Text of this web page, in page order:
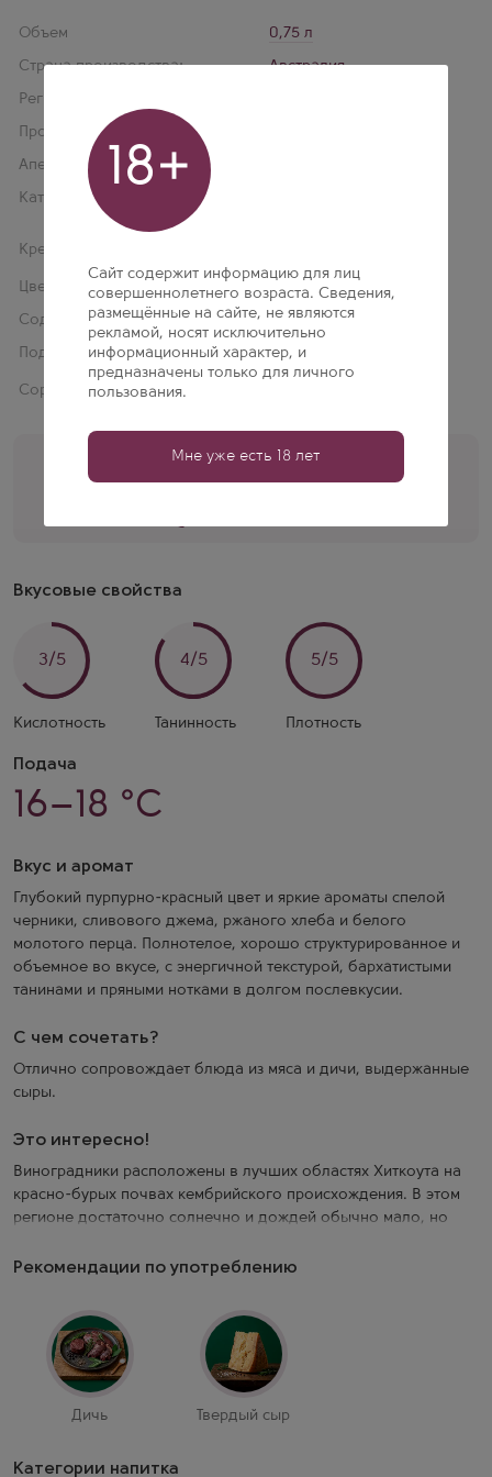
Объем
0,75 л
Страна производства:
Австралия
Регион:
Производитель:
Апелласьон:
Категория:
Крепость:
Цвет:
Красное
Содержание сахара:
Сухое
Подарочная упаковка:
Нет
Сорт винограда:
Помощь кависта
+7 (495) 197-77-56
Рекомендации по употреблению
Дичь Твердый сыр
Подача
16–18 °C
Вкус и аромат
Глубокий пурпурно-красный цвет и яркие ароматы спелой
черники, сливового джема, ржаного хлеба и белого
молотого перца. Полнотелое, хорошо структурированное и
объемное во вкусе, с энергичной текстурой, бархатистыми
танинами и пряными нотками в долгом послевкусии.
С чем сочетать?
Отлично сопровождает блюда из мяса и дичи, выдержанные
сыры.
Это интересно!
Виноградники расположены в лучших областях Хиткоута на
красно-бурых почвах кембрийского происхождения. В этом
регионе достаточно солнечно и дождей обычно мало, но
метров над уровнем моря, на склонах Большого
18 месяцев в больших бочках из французского дуба
(хогсхедах), 17% из которых новые, остальные 1-3-летние.
ферментация в 5/10-тонных емкостях с регулярным
бочках. Перед бутилированием проводят легкую фильтрацию.
Категории напитка
Вкусовые свойства
3/5
Кислотность
4/5
Танинность
5/5
Плотность
18+
Сайт содержит информацию для лиц
совершеннолетнего возраста. Сведения,
размещённые на сайте, не являются
рекламой, носят исключительно
информационный характер, и
предназначены только для личного
пользования.
Мне уже есть 18 лет